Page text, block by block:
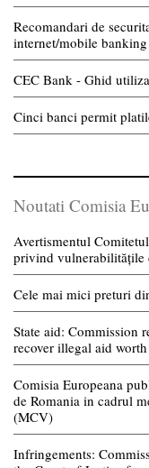
Recomandari de
internet/mobile banking
CEC Bank - Ghid
Cinci banci permit
Noutati Comisia
Avertismentul
privind vulnerabilitățile
Cele mai mici preturi
State aid: Commission
recover illegal aid
Comisia Europeana
de Romania in cadrul
(MCV)
Infringements: